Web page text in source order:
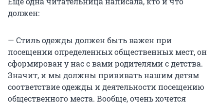
должен:
— Стиль одежды должен быть важен при
посещении определенных общественных мест, он
сформирован у нас с вами родителями с детства.
Значит, и мы должны прививать нашим детям
соответствие одежды и деятельности посещению
общественного места. Вообще, очень хочется